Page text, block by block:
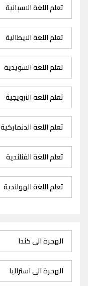
تعلم اللغة الاسبانية
تعلم اللغة الايطالية
تعلم اللغة السويدية
تعلم اللغة النرويجية
تعلم اللغة الدنماركية
تعلم اللغة الفنلندية
تعلم اللغة الهولندية
الهجرة الى كندا
الهجرة الى استراليا